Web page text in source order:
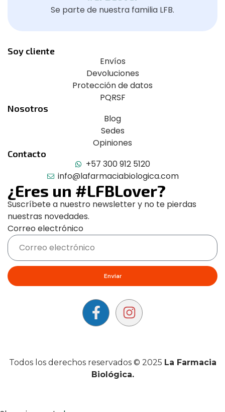
Se parte de nuestra familia LFB.
Soy cliente
Envíos
Devoluciones
Protección de datos
PQRSF
Nosotros
Blog
Sedes
Opiniones
Contacto
+57 300 912 5120
info@lafarmaciabiologica.com
¿Eres un #LFBLover?
Suscríbete a nuestro newsletter y no te pierdas
nuestras novedades.
Correo electrónico
Enviar
Todos los derechos reservados © 2025 La Farmacia
Biológica.